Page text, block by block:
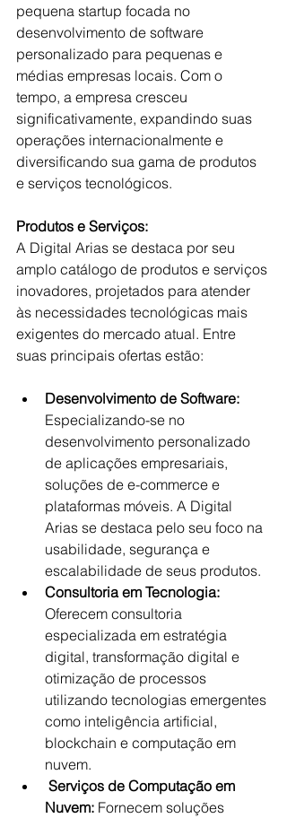
pequena startup focada no
desenvolvimento de software
personalizado para pequenas e
médias empresas locais. Com o
tempo, a empresa cresceu
significativamente, expandindo suas
operações internacionalmente e
diversificando sua gama de produtos
e serviços tecnológicos.
Produtos e Serviços:
A Digital Arias se destaca por seu
amplo catálogo de produtos e serviços
inovadores, projetados para atender
às necessidades tecnológicas mais
exigentes do mercado atual. Entre
suas principais ofertas estão:
Desenvolvimento de Software:
Especializando-se no
desenvolvimento personalizado
de aplicações empresariais,
soluções de e-commerce e
plataformas móveis. A Digital
Arias se destaca pelo seu foco na
usabilidade, segurança e
escalabilidade de seus produtos.
Consultoria em Tecnologia:
Oferecem consultoria
especializada em estratégia
digital, transformação digital e
otimização de processos
utilizando tecnologias emergentes
como inteligência artificial,
blockchain e computação em
nuvem.
Serviços de Computação em
Nuvem: Fornecem soluções